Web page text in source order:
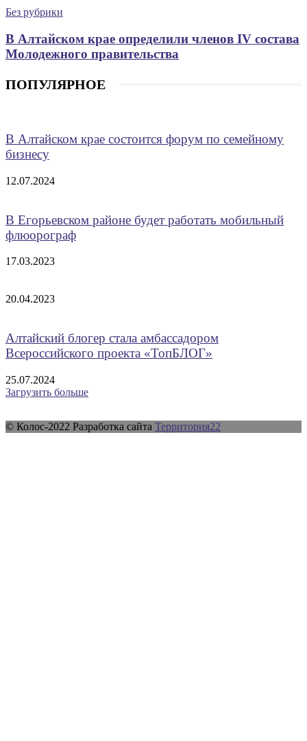
Без рубрики
В Алтайском крае определили членов IV состава
Молодежного правительства
ПОПУЛЯРНОЕ
В Алтайском крае состоится форум по семейному
бизнесу
12.07.2024
В Егорьевском районе будет работать мобильный
флюорограф
17.03.2023
20.04.2023
Алтайский блогер стала амбассадором
Всероссийского проекта «ТопБЛОГ»
25.07.2024
Загрузить больше
© Колос-2022 Разработка сайта Территория22